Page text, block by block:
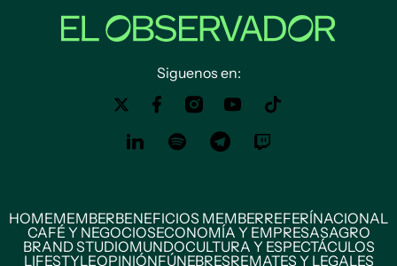
Siguenos en:
HOMEMEMBERBENEFICIOS MEMBERREFERÍNACIONAL
CAFÉ Y NEGOCIOSECONOMÍA Y EMPRESASAGRO
BRAND STUDIOMUNDOCULTURA Y ESPECTÁCULOS
LIFESTYLEOPINIÓNFÚNEBRESREMATES Y LEGALES